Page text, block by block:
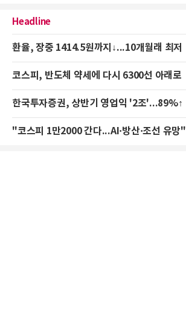
Headline
환율, 장중 1414.5원까지↓...10개월래 최저
코스피, 반도체 약세에 다시 6300선 아래로
한국투자증권, 상반기 영업익 '2조'...89%↑
"코스피 1만2000 간다...AI·방산·조선 유망"